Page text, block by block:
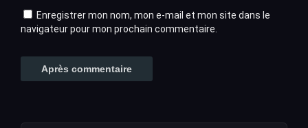
Enregistrer mon nom, mon e-mail et mon site dans le
navigateur pour mon prochain commentaire.